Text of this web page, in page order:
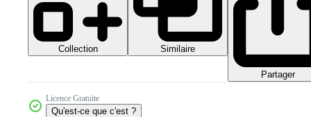
Collection Similaire
Partager
Licence Gratuite
Qu'est-ce que c'est ?